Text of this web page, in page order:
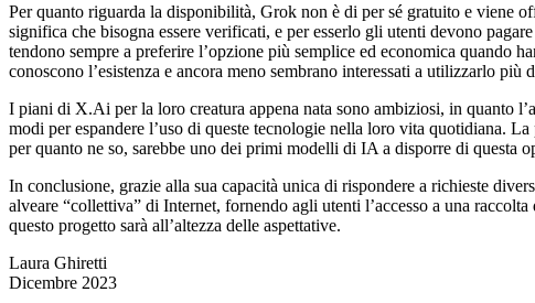
Per quanto riguarda la disponibilità, Grok non è di per sé gratuito e viene
significa che bisogna essere verificati, e per esserlo gli utenti devono
tendono sempre a preferire l’opzione più semplice ed economica quando
conoscono l’esistenza e ancora meno sembrano interessati a utilizzarlo più
I piani di X.Ai per la loro creatura appena nata sono ambiziosi, in quanto
modi per espandere l’uso di queste tecnologie nella loro vita quotidiana.
per quanto ne so, sarebbe uno dei primi modelli di IA a disporre di questa
In conclusione, grazie alla sua capacità unica di rispondere a richieste
alveare “collettiva” di Internet, fornendo agli utenti l’accesso a una
questo progetto sarà all’altezza delle aspettative.
Laura Ghiretti
Dicembre 2023